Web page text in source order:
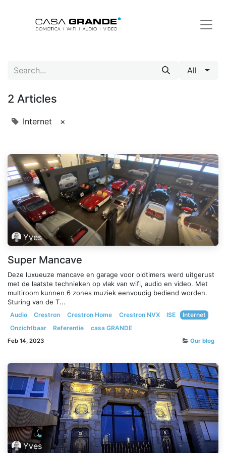
All
2 Articles
Internet ×
Yves
Super Mancave
Deze luxueuze mancave en garage voor oldtimers werd uitgerust
met de laatste technieken op vlak van wifi, audio en video. Met
multiroom kunnen 6 zones muziek eenvoudig bediend worden.
Sturing van de T...
Audio Crestron Crestron Home Crestron NVX ISE
Internet
Onzichtbaar
Referentie casa GRANDE
Feb 14, 2023 Our blog
Yves